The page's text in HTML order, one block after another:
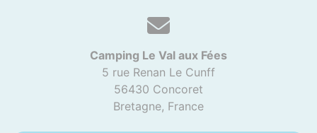
Camping Le Val aux Fées
5 rue Renan Le Cunff
56430 Concoret
Bretagne, France